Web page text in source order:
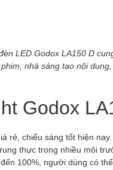
LED Godox LA150 D
nhà sáng tạo nội dung,
Godox
rẻ, chiếu sáng tốt hiện
thực trong nhiều môi
100%, người dùng có